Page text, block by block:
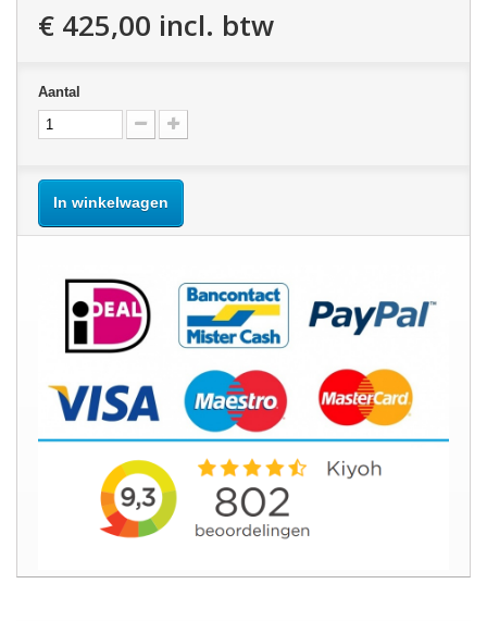
€ 425,00 incl. btw
Aantal
In winkelwagen